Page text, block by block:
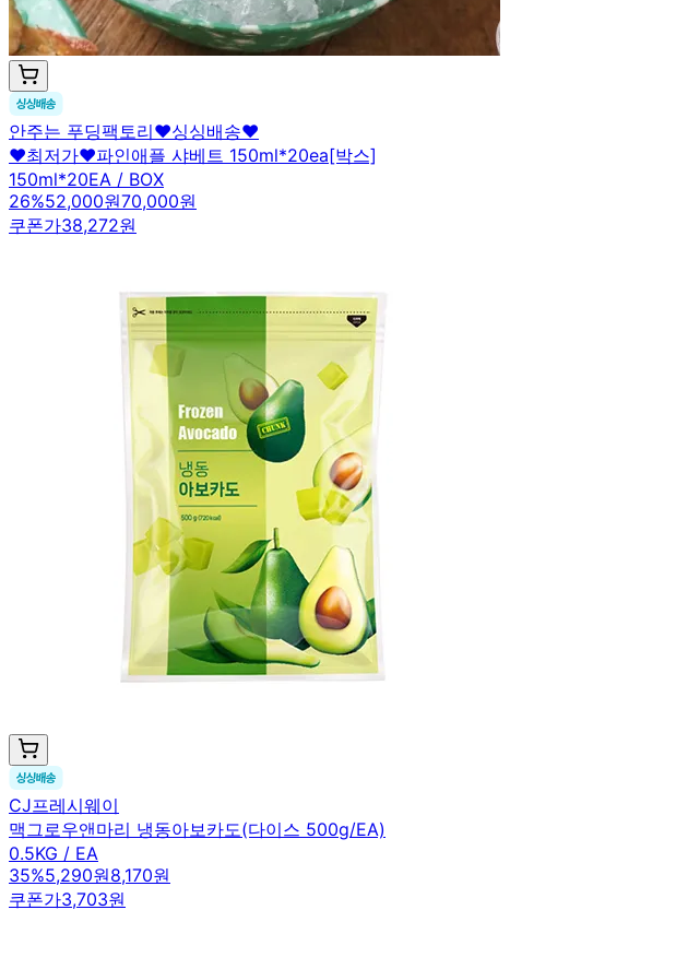
안주는 푸딩팩토리♥싱싱배송♥
❤최저가❤파인애플 샤베트 150ml*20ea[박스]
150ml*20EA / BOX
26%52,000원70,000원
쿠폰가38,272원
CJ프레시웨이
맥그로우앤마리 냉동아보카도(다이스 500g/EA)
0.5KG / EA
35%5,290원8,170원
쿠폰가3,703원